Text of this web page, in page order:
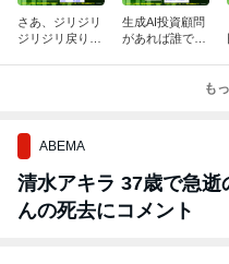
さあ、ジリジリ
ジリジリ戻りで
生成AI投資顧問
があれば誰でも
も
ABEMA
清水アキラ 37歳で急逝
んの死去にコメント